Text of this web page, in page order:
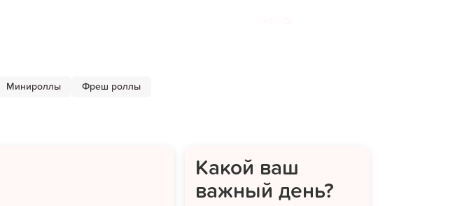
Минироллы Фреш роллы
Какой ваш
важный день?